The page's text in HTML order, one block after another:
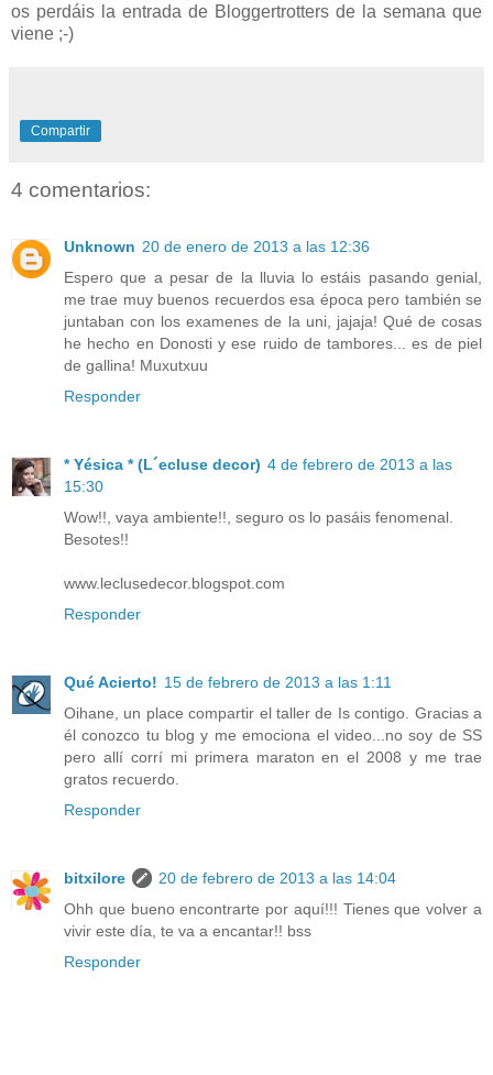
os perdáis la entrada de Bloggertrotters de la semana que
viene ;-)
Compartir
4 comentarios:
Unknown 20 de enero de 2013 a las 12:36
Espero que a pesar de la lluvia lo estáis pasando genial,
me trae muy buenos recuerdos esa época pero también se
juntaban con los examenes de la uni, jajaja! Qué de cosas
he hecho en Donosti y ese ruido de tambores... es de piel
de gallina! Muxutxuu
Responder
* Yésica * (L´ecluse decor) 4 de febrero de 2013 a las
15:30
Wow!!, vaya ambiente!!, seguro os lo pasáis fenomenal.
Besotes!!
www.leclusedecor.blogspot.com
Responder
Qué Acierto! 15 de febrero de 2013 a las 1:11
Oihane, un place compartir el taller de Is contigo. Gracias a
él conozco tu blog y me emociona el video...no soy de SS
pero allí corrí mi primera maraton en el 2008 y me trae
gratos recuerdo.
Responder
bitxilore
20 de febrero de 2013 a las 14:04
Ohh que bueno encontrarte por aquí!!! Tienes que volver a
vivir este día, te va a encantar!! bss
Responder